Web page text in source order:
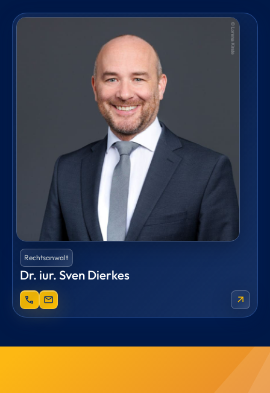
Rechtsanwalt
Dr. iur. Sven Dierkes
phone mail arrow_outward